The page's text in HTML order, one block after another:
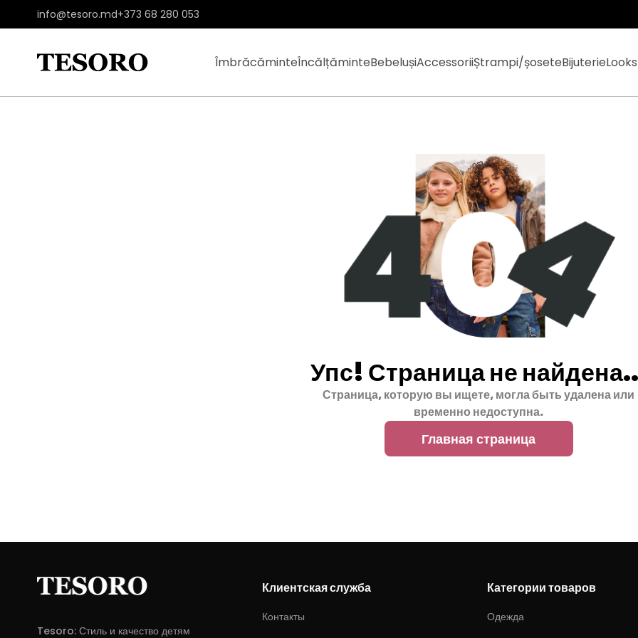
info@tesoro.md+373 68 280 053
ÎmbrăcăminteÎncălțăminteBebelușiAccessoriiȘtrampi/șoseteBijuterieLooks
Упс! Страница не
Страница, которую вы ищете, могла быть удалена или
временно недоступна.
Главная страница
Tesoro: Стиль и качество детям
Клиентская служба
Контакты
Категории товаров
Одежда